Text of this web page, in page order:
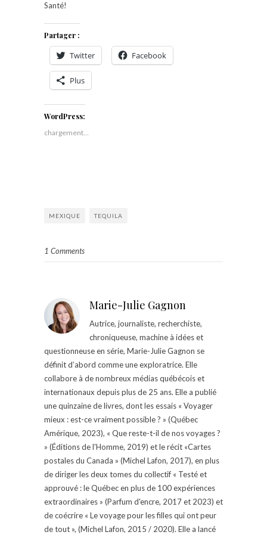
Santé!
Partager :
Twitter Facebook
Plus
WordPress:
chargement…
MEXIQUE TEQUILA
1 Comments
Marie-Julie Gagnon
Autrice, journaliste, recherchiste,
chroniqueuse, machine à idées et
questionneuse en série, Marie-Julie Gagnon se
définit d’abord comme une exploratrice. Elle
collabore à de nombreux médias québécois et
internationaux depuis plus de 25 ans. Elle a publié
une quinzaine de livres, dont les essais « Voyager
mieux : est-ce vraiment possible ? » (Québec
Amérique, 2023), « Que reste-t-il de nos voyages ?
» (Éditions de l'Homme, 2019) et le récit «Cartes
postales du Canada » (Michel Lafon, 2017), en plus
de diriger les deux tomes du collectif « Testé et
approuvé : le Québec en plus de 100 expériences
extraordinaires » (Parfum d'encre, 2017 et 2023) et
de coécrire « Le voyage pour les filles qui ont peur
de tout », (Michel Lafon, 2015 / 2020). Elle a lancé